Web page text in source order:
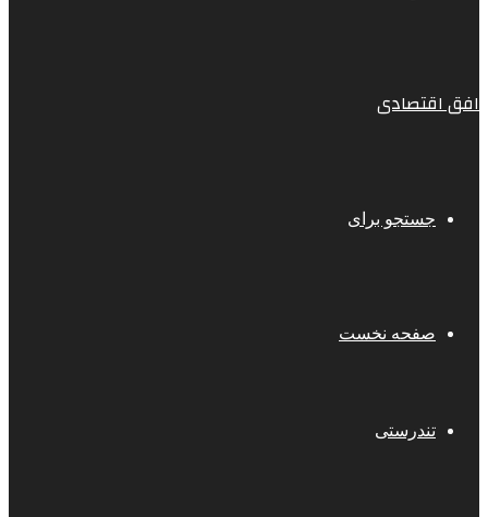
افق اقتصادی
جستجو برای
صفحه نخست
تندرستی